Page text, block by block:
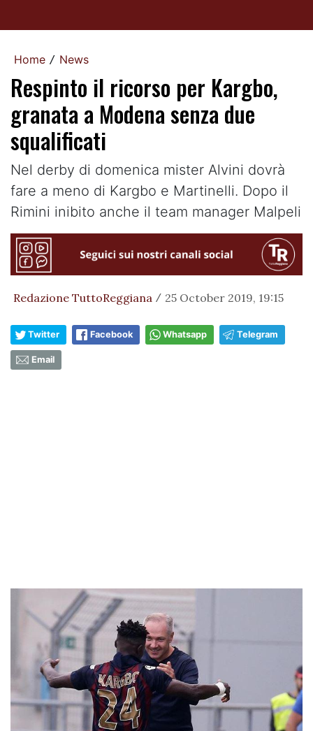
Home / News
Respinto il ricorso per Kargbo,
granata a Modena senza due
squalificati
Nel derby di domenica mister Alvini dovrà
fare a meno di Kargbo e Martinelli. Dopo il
Rimini inibito anche il team manager Malpeli
Redazione TuttoReggiana / 25 October 2019, 19:15
Twitter Facebook Whatsapp Telegram
Email